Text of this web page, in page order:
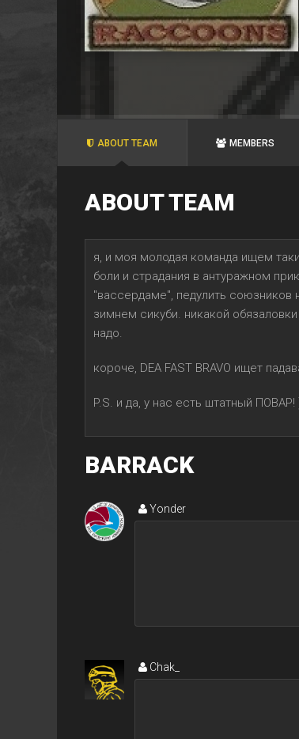
ABOUT TEAM MEMBERS
ABOUT TEAM
я, и моя молодая команда ищем
боли и страдания в антуражном
"вассердаме", педулить союзников
зимнем сикуби. никакой
надо.
короче, DEA FAST BRAVO ищет
P.S. и да, у нас есть штатный ПОВАР!
BARRACK
Yonder
Chak_